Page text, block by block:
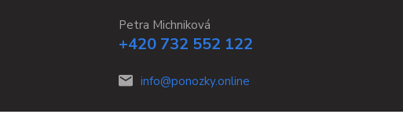
Petra Michniková
+420 732 552 122
info@ponozky.online